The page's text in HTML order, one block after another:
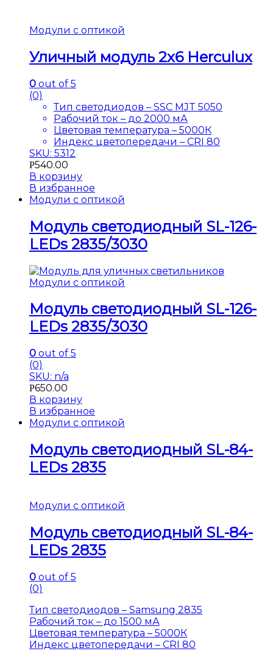
Модули с оптикой
Уличный модуль 2х6 Herculux
0 out of 5
(0)
Тип светодиодов – SSC MJT 5050
Рабочий ток – до 2000 мА
Цветовая температура – 5000К
Индекс цветопередачи – CRI 80
SKU: 5312
Р540.00
В корзину
В избранное
Модули с оптикой
Модуль светодиодный SL-126-
LEDs 2835/3030
Модули с оптикой
Модуль светодиодный SL-126-
LEDs 2835/3030
0 out of 5
(0)
SKU: n/a
Р650.00
В корзину
В избранное
Модули с оптикой
Модуль светодиодный SL-84-
LEDs 2835
Модули с оптикой
Модуль светодиодный SL-84-
LEDs 2835
0 out of 5
(0)
Тип светодиодов – Samsung 2835
Рабочий ток – до 1500 мА
Цветовая температура – 5000К
Индекс цветопередачи – CRI 80